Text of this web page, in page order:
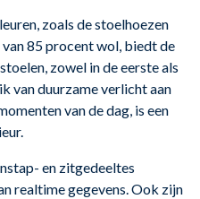
zoals de stoelhoezen
85 procent wol, biedt de
zowel in de eerste als
van duurzame verlicht aan
van de dag, is een
en zitgedeeltes
realtime gegevens. Ook zijn